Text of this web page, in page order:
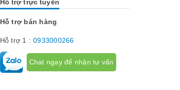
Chúng có tác dụng như thế nào hãy...
Hỗ trợ trực tuyến
Hỗ trợ bán hàng
Hỗ trợ 1 : 0933000266
Chat ngay để nhận tư vấn